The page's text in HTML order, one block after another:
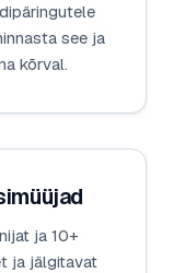
see ja
kõrval.
ja 10+
ja jälgitavat